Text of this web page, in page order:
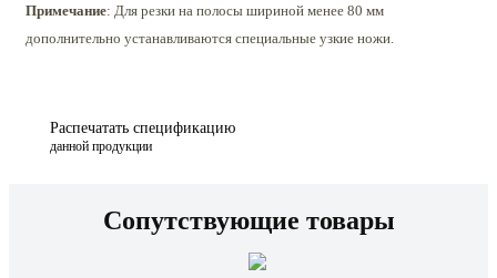
Примечание: Для резки на полосы шириной менее 80 мм
дополнительно устанавливаются специальные узкие ножи.
Распечатать спецификацию
данной продукции
Сопутствующие товары